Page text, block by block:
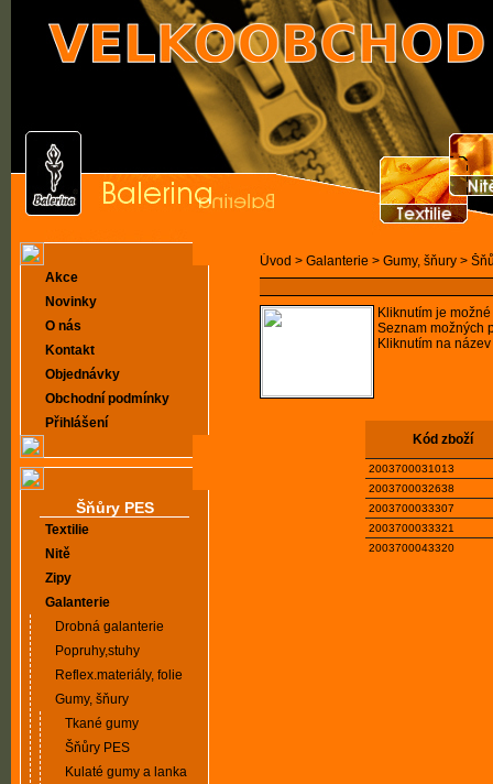
Akce
Novinky
O nás
Kontakt
Objednávky
Obchodní podmínky
Přihlášení
Šňůry PES
Textilie
Nitě
Zipy
Galanterie
Drobná galanterie
Popruhy,stuhy
Reflex.materiály, folie
Gumy, šňury
Tkané gumy
Šňůry PES
Kulaté gumy a lanka
Úvod > Galanterie > Gumy, šňury >
Kliknutím je
Seznam možných
Kliknutím na
Kód zboží
2003700031013
2003700032638
2003700033307
2003700033321
2003700043320